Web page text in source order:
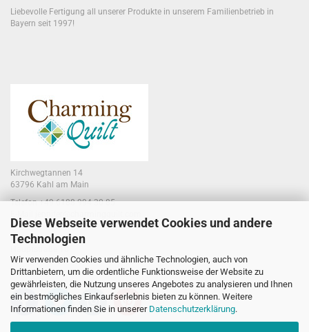
Diese Webseite verwendet Cookies und andere
Technologien
Wir verwenden Cookies und ähnliche Technologien, auch von
Drittanbietern, um die ordentliche Funktionsweise der Website zu
gewährleisten, die Nutzung unseres Angebotes zu analysieren und Ihnen
ein bestmögliches Einkaufserlebnis bieten zu können. Weitere
Informationen finden Sie in unserer Datenschutzerklärung.
Liebevolle Fertigung all unserer Produkte in unserem Familienbetrieb in
Bayern seit 1997!
Kirchwegtannen 14
63796 Kahl am Main
Telefon +49 6188 994 30 85
Laden:
63796 Kahl am Main